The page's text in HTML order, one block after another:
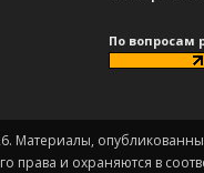
По вопросам
Материалы,
права и охраняются в